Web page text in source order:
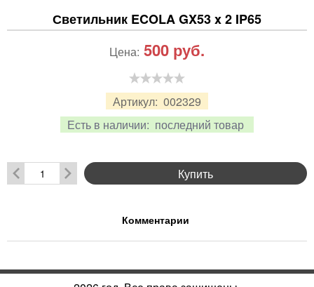
Светильник ECOLA GX53 x 2 IP65
Артикул: 002329
Есть в наличии: последний товар
Цена: 500 руб.
Купить
Комментарии